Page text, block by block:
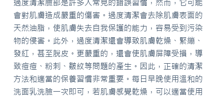
過度清潔臉部是許多人常見的錯誤習慣，然而，它可能
會對肌膚造成嚴重的傷害。過度清潔會去除肌膚表面的
天然油脂，使肌膚失去自我保護的能力，容易受到污染
物的侵害。此外，過度清潔還會導致肌膚乾燥、緊繃、
發紅，甚至脫皮。更嚴重的，還會使肌膚屏障受損，導
致痘痘、粉刺、皺紋等問題的產生。因此，正確的清潔
方法和適當的保養習慣非常重要。每日早晚使用溫和的
洗面乳洗臉一次即可，若肌膚感覺乾燥，可以適當使用